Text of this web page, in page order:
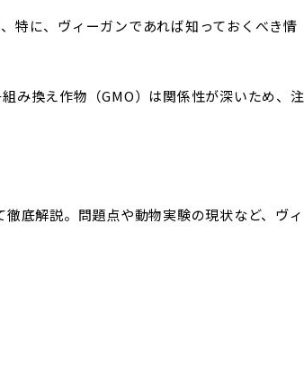
特に、ヴィーガンであれば知っておくべき情
組み換え作物（GMO）は関係性が深いため、注
底解説。問題点や動物実験の現状など、ヴィ